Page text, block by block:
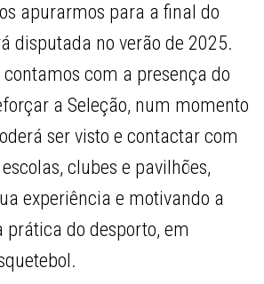
apurarmos para a final do
disputada no verão de 2025.
com a presença do
a Seleção, num momento
ser visto e contactar com
clubes e pavilhões,
experiência e motivando a
prática do desporto, em